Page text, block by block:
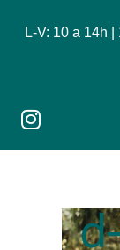
L-V: 10 a 14h |